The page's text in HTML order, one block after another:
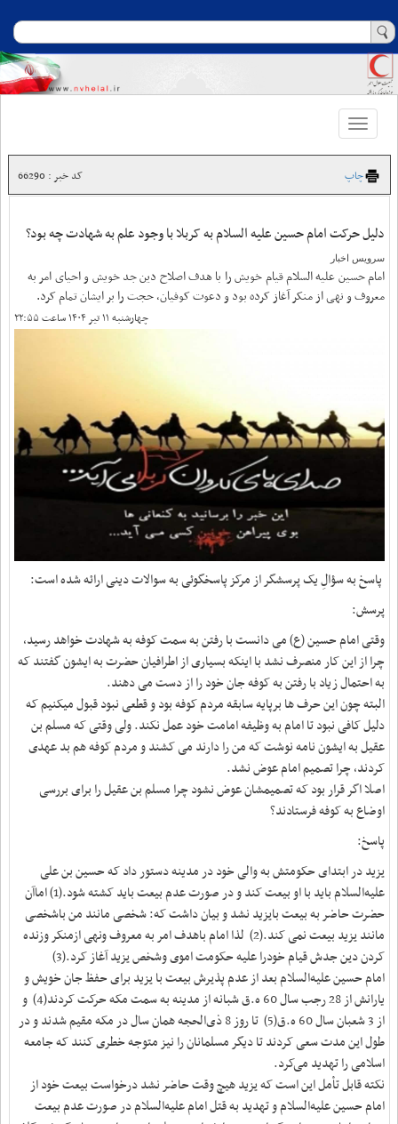
Toggle
navigation
چاپ کد خبر : 66290
دلیل حرکت امام حسین علیه السلام به کربلا با وجود علم به شهادت چه بود؟
سرویس اخبار
امام حسین علیه‌ السلام قیام خویش را با هدف اصلاح دین جد خویش و احیای امر به
معروف و نهی از منکر آغاز کرده بود و دعوت کوفیان، حجت را بر ایشان تمام کرد.
چهارشنبه ۱۱ تیر ۱۴۰۴ ساعت ۲۲:۵۵
پاسخ به سؤالِ یک پرسشگر از مرکز پاسخگوئی به سوالات دینی ارائه شده است:
پرسش:
وقتی امام حسین (ع) می دانست با رفتن به سمت کوفه به شهادت خواهد رسید،
چرا از این کار منصرف نشد با اینکه بسیاری از اطرافیان حضرت به ایشون گفتند که
به احتمال زیاد با رفتن به کوفه جان خود را از دست می دهند.
البته چون این حرف ها برپایه سابقه مردم کوفه بود و قطعی نبود قبول میکنیم که
دلیل کافی نبود تا امام به وظیفه امامت خود عمل نکند. ولی وقتی که مسلم بن
عقیل به ایشون نامه نوشت که من را دارند می کشند و مردم کوفه هم بد عهدی
کردند، چرا تصمیم امام عوض نشد.
اصلا اگر قرار بود که تصمیمشان عوض نشود چرا مسلم بن عقیل را برای بررسی
اوضاع به کوفه فرستادند؟
پاسخ:
یزید در ابتدای حکومتش به والی خود در مدینه دستور داد که حسین بن علی
علیه‌السلام باید با او بیعت کند و در صورت عدم بیعت باید کشته شود.(1) اماآن
حضرت حاضر به بیعت بایزید نشد و بیان داشت که: شخصی مانند من باشخصی
مانند یزید بیعت نمی کند.(2) لذا امام باهدف امر به معروف ونهی ازمنکر وزنده
کردن دین جدش قیام خودرا علیه حکومت اموی وشخص یزید آغاز کرد.(3)
امام حسین علیه‌السلام بعد از عدم پذیرش بیعت با یزید برای حفظ جان خویش و
یارانش از 28 رجب سال 60 ه.ق شبانه از مدینه به سمت مکه حرکت کردند(4) و
از 3 شعبان سال 60 ه.ق(5) تا روز 8 ذی‌الحجه همان سال در مکه مقیم شدند و در
طول این مدت سعی کردند تا دیگر مسلمانان را نیز متوجه خطری کنند که جامعه
اسلامی را تهدید می‌کرد.
نکته قابل تأمل این است که یزید هیچ وقت حاضر نشد درخواست بیعت خود از
امام حسین علیه‌السلام و تهدید به قتل امام علیه‌السلام در صورت عدم بیعت